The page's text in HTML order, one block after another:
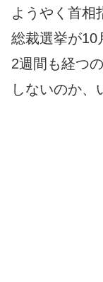
ようやく首相
総裁選挙が10
2週間も経つ
しないのか、